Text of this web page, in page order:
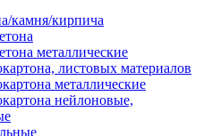
камня/кирпича
металлические
листовых материалов
металлические
нейлоновые,